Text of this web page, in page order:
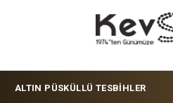
ALTIN PÜSKÜLLÜ TESBİHLER